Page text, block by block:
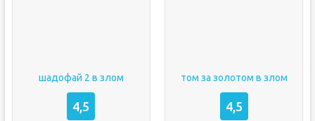
шадофай 2 в злом
4,5
том за золотом в злом
4,5